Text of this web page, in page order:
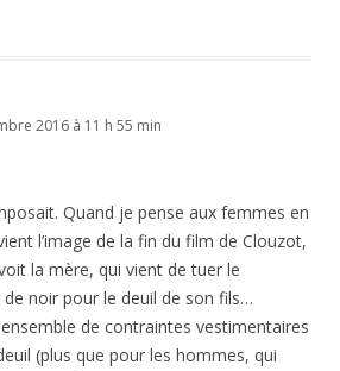
2016 à 11 h 55 min
Quand je pense aux femmes en
l’image de la fin du film de Clouzot,
la mère, qui vient de tuer le
noir pour le deuil de son fils…
de contraintes vestimentaires
(plus que pour les hommes, qui